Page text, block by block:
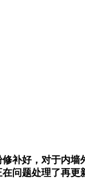
好，对于内墙
问题处理了再